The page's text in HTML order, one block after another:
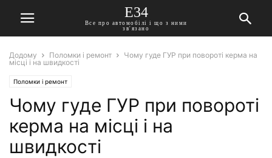
E34
Все про автомобілі і що з ними
зв'язано
Додому Поломки і ремонт
Чому гуде ГУР при повороті керма на
місці і на швидкості
Поломки і ремонт
Чому гуде ГУР при повороті
керма на місці і на
швидкості